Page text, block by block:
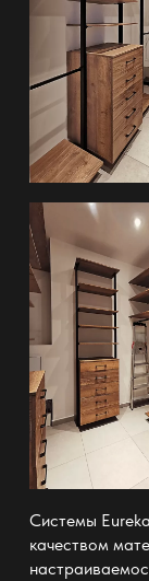
Системы
качеством